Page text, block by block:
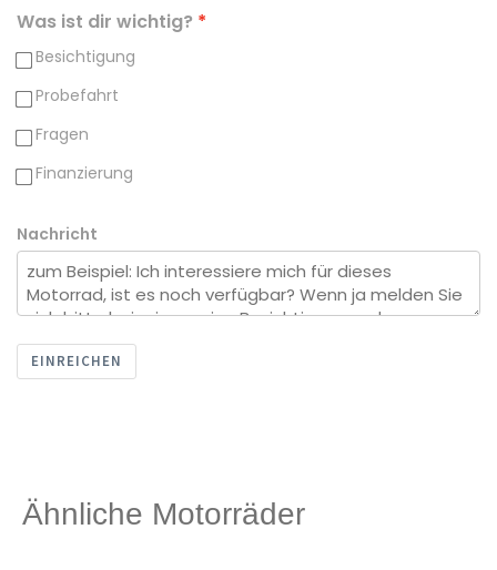
Was ist dir wichtig?
Besichtigung
Probefahrt
Fragen
Finanzierung
Nachricht
EINREICHEN
Ähnliche Motorräder